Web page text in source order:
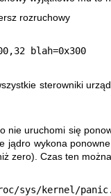
rozruchowy
sterowniki
nie uruchomi się
jądro wykona
zero). Czas ten